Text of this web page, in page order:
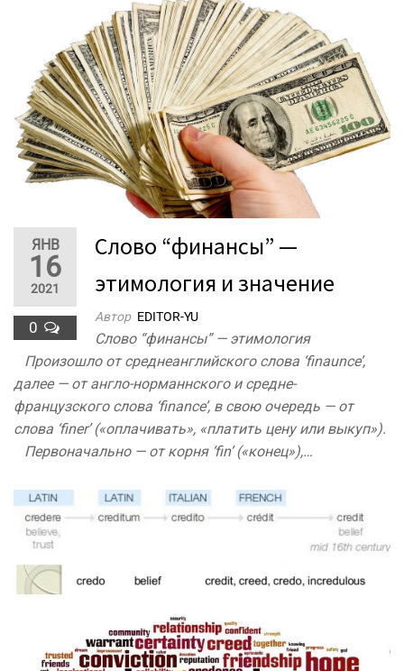
ЯНВ
16
2021
0
Слово “финансы” —
этимология и значение
Автор EDITOR-YU
Слово “финансы” — этимология
Произошло от среднеанглийского слова ‘finaunce’,
далее — от англо-норманнского и средне-
французского слова ‘finance’, в свою очередь — от
слова ‘finer’ («оплачивать», «платить цену или выкуп»).
Первоначально — от корня ‘fin’ («конец»),…